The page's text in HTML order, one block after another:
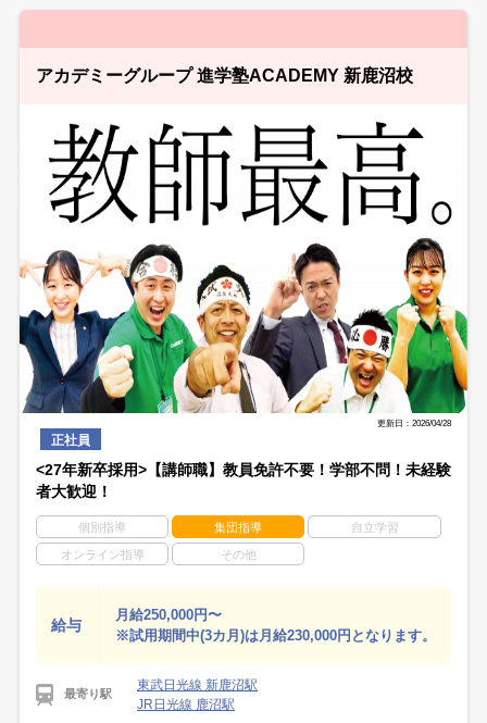
アカデミーグループ 進学塾ACADEMY 新鹿沼校
更新日：2026/04/28
正社員
<27年新卒採用>【講師職】教員免許不要！学部不問！未経験
者大歓迎！
個別指導 集団指導 自立学習
オンライン指導 その他
給与
月給250,000円〜
※試用期間中(3カ月)は月給230,000円となります。
最寄り駅
東武日光線 新鹿沼駅
JR日光線 鹿沼駅